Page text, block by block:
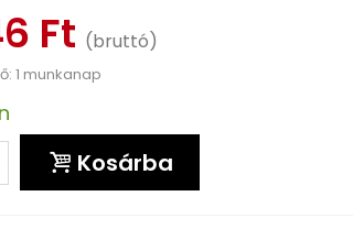
Ft (bruttó)
1 munkanap
Kosárba